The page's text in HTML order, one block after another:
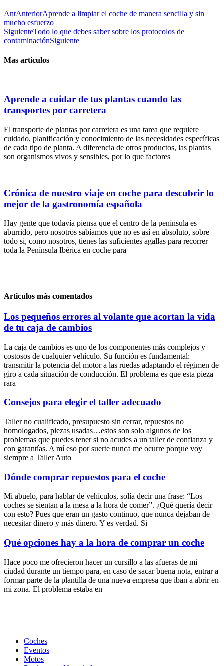
AntAnteriorAprende a limpiar el coche de manera sencilla y sin
mucho esfuerzo
SiguienteTodo lo que debes saber sobre los protocolos de
contaminaciónSiguiente
Mas articulos
Aprende a cuidar de tus plantas cuando las
transportes por carretera
El transporte de plantas por carretera es una tarea que requiere
cuidado, planificación y conocimiento de las necesidades específicas
de cada tipo de planta. A diferencia de otros productos, las plantas
son organismos vivos y sensibles, por lo que factores
Crónica de nuestro viaje en coche para descubrir lo
mejor de la gastronomía española
Hay gente que todavía piensa que el centro de la península es
aburrido, pero nosotros sabíamos que no es así en absoluto, sobre
todo si, como nosotros, tienes las suficientes agallas para recorrer
toda la Península Ibérica en coche para
Articulos más comentados
Los pequeños errores al volante que acortan la vida
de tu caja de cambios
La caja de cambios es uno de los componentes más complejos y
costosos de cualquier vehículo. Su función es fundamental:
transmitir la potencia del motor a las ruedas adaptando el régimen de
giro a cada situación de conducción. El problema es que esta pieza
rara
Consejos para elegir el taller adecuado
Taller no cualificado, presupuesto sin cerrar, repuestos no
homologados, piezas usadas…estos son solo algunos de los
problemas que puedes tener si no acudes a un taller de confianza y
con garantías. A mí eso por suerte nunca me ocurre porque voy
siempre a Taller Auto
Dónde comprar repuestos para el coche
Mi abuelo, para hablar de vehículos, solía decir una frase: “Los
coches se sientan a la mesa a la hora de comer”. ¿Qué quería decir
con esto? Pues que eran un gasto continuo, que nunca dejaban de
necesitar dinero y más dinero. Y es verdad. Si
Qué opciones hay a la hora de comprar un coche
Hace poco me ofrecieron hacer un cursillo a las afueras de mi
ciudad durante un tiempo para, en caso de sacar buena nota, entrar a
formar parte de la plantilla de una nueva empresa que iban a abrir en
mi zona. El problema estaba en
Coches
Eventos
Motos